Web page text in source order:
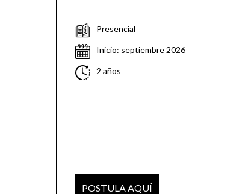
Presencial
Inicio: septiembre 2026
2 años
POSTULA AQUÍ